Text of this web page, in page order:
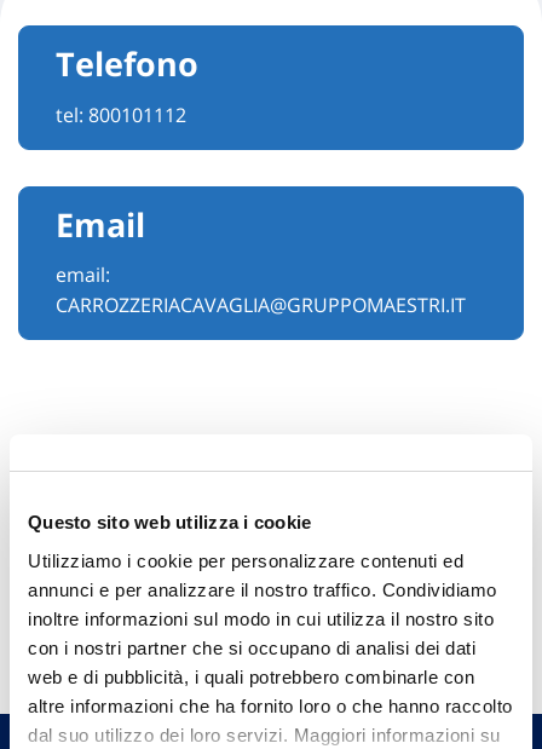
Questo sito web utilizza i cookie
Utilizziamo i cookie per personalizzare contenuti ed
annunci e per analizzare il nostro traffico. Condividiamo
inoltre informazioni sul modo in cui utilizza il nostro sito
con i nostri partner che si occupano di analisi dei dati
web e di pubblicità, i quali potrebbero combinarle con
altre informazioni che ha fornito loro o che hanno raccolto
dal suo utilizzo dei loro servizi. Maggiori informazioni su
Telefono
tel: 800101112
Email
email:
CARROZZERIACAVAGLIA@GRUPPOMAESTRI.IT
Hai bisogno di
informazioni?
Trova l'Agenzia più vicina a te e parla con
un nostro Agente.